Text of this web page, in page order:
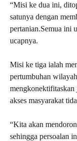
“Misi ke dua ini,
satunya dengan
pertanian.Semua ini
ucapnya.
Misi ke tiga ialah
pertumbuhan
mengkonektifitaskan
akses masyarakat
“Kita akan
sehingga persoalan